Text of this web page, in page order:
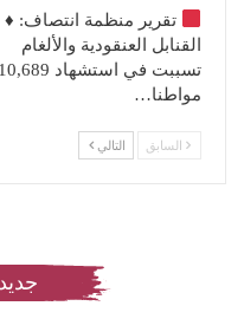
تقرير منظمة انتصاف: ♦️
القنابل العنقودية والألغام
تسببت في استشهاد 10,689
مواطنا…
السابق التالي